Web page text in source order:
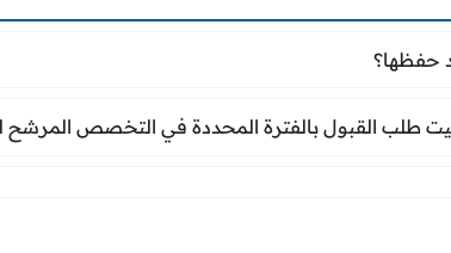
بعد حفظها؟
حفظها؟
بتثبيت طلب القبول بالفترة المحددة في
طلب القبول بالفترة المحددة في التخصص المرشح